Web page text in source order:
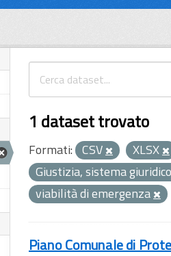
1 dataset trovato
Formati: CSV XLSX
Giustizia, sistema
viabilità di emergenza
Piano Comunale di